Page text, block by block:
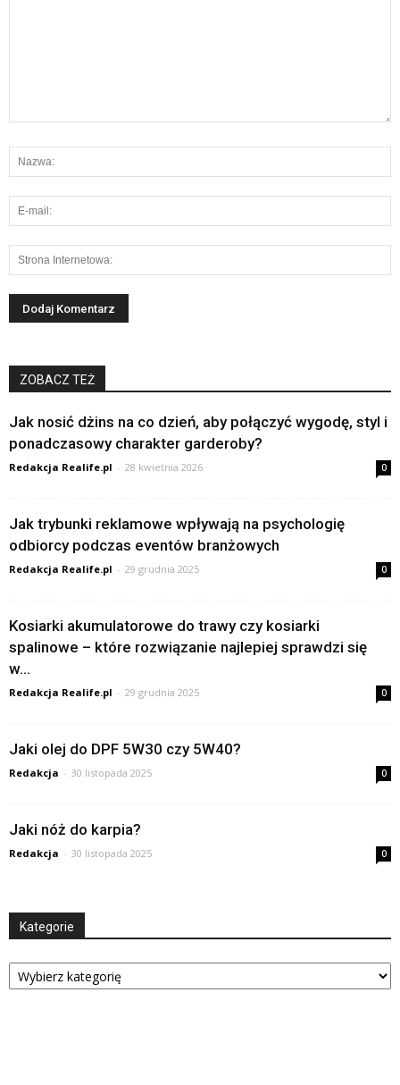
ZOBACZ TEŻ
Jak nosić dżins na co dzień, aby połączyć wygodę, styl i
ponadczasowy charakter garderoby?
Redakcja Realife.pl - 28 kwietnia 2026 0
Jak trybunki reklamowe wpływają na psychologię
odbiorcy podczas eventów branżowych
Redakcja Realife.pl - 29 grudnia 2025 0
Kosiarki akumulatorowe do trawy czy kosiarki
spalinowe – które rozwiązanie najlepiej sprawdzi się
w...
Redakcja Realife.pl - 29 grudnia 2025 0
Jaki olej do DPF 5W30 czy 5W40?
Redakcja - 30 listopada 2025 0
Jaki nóż do karpia?
Redakcja - 30 listopada 2025 0
Kategorie
Kategorie